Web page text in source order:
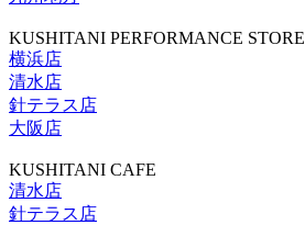
KUSHITANI PERFORMANCE STORE
横浜店
清水店
針テラス店
大阪店
KUSHITANI CAFE
清水店
針テラス店